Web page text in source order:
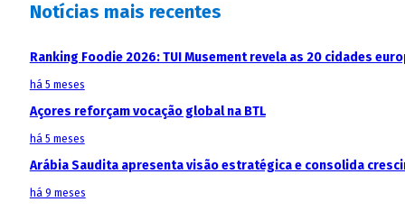
Notícias mais recentes
Ranking Foodie 2026: TUI Musement revela as 20 cidades
há 5 meses
Açores reforçam vocação global na BTL
há 5 meses
Arábia Saudita apresenta visão estratégica e consolida
há 9 meses